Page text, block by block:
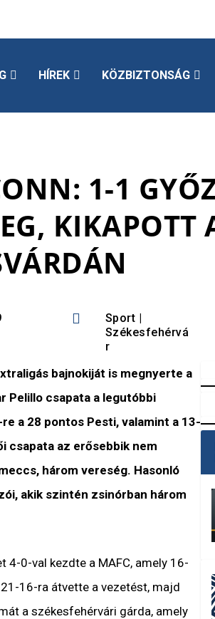
HÍREK KÖZBIZTONSÁG
1-1
KIKAPOTT
 Sport
Székesfehérvá
r
bajnokiját is megnyerte a
Pelillo csapata a legutóbbi
a 28 pontos Pesti, valamint a 13-
csapata az erősebbik nem
három vereség. Hasonló
akik szintén zsinórban három
0-val kezdte a MAFC, amely 16-
16-ra átvette a vezetést, majd
a székesfehérvári gárda, amely